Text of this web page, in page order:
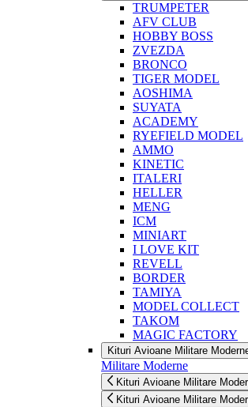
TRUMPETER
AFV CLUB
HOBBY BOSS
ZVEZDA
BRONCO
TIGER MODEL
AOSHIMA
SUYATA
ACADEMY
RYEFIELD MODEL
AMMO
KINETIC
ITALERI
HELLER
MENG
ICM
MINIART
I LOVE KIT
REVELL
BORDER
TAMIYA
MODEL COLLECT
TAKOM
MAGIC FACTORY
Kituri Avioane Militare
Militare Moderne
Kituri Avioane Militare
Kituri Avioane Militare